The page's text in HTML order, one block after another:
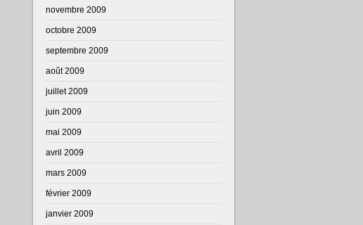
novembre 2009
octobre 2009
septembre 2009
août 2009
juillet 2009
juin 2009
mai 2009
avril 2009
mars 2009
février 2009
janvier 2009